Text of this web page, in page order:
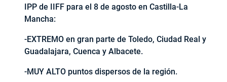
IPP de IIFF para el 8 de agosto en Castilla-La
Mancha:
-EXTREMO en gran parte de Toledo, Ciudad Real y
Guadalajara, Cuenca y Albacete.
-MUY ALTO puntos dispersos de la región.